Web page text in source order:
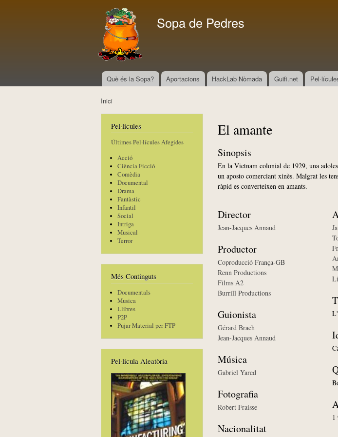
Sopa de Pedres
Menú principal
Què és la Sopa? Aportacions HackLab Nòmada Guifi.net
Inici
Pel·lícules
Últimes Pel·lícules Afegides
Acció
Ciència Ficció
Comèdia
Documental
Drama
Fantàstic
Infantil
Social
Intriga
Musical
Terror
Més Continguts
Documentals
Musica
Llibres
P2P
Pujar Material per FTP
Pel·lícula Aleatòria
El amante
Sinopsis
En la Vietnam colonial de 1929, una
un aposto comerciant xinès. Malgrat les
ràpid es converteixen en amants.
Director
Jean-Jacques Annaud
Productor
Coproducció França-GB
Renn Productions
Films A2
Burrill Productions
Guionista
Gérard Brach
Jean-Jacques Annaud
Música
Gabriel Yared
Fotografia
Robert Fraisse
Nacionalitat
1